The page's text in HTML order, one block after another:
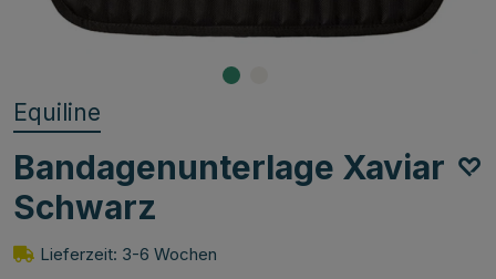
Equiline
Bandagenunterlage Xaviar
Schwarz
Lieferzeit: 3-6 Wochen